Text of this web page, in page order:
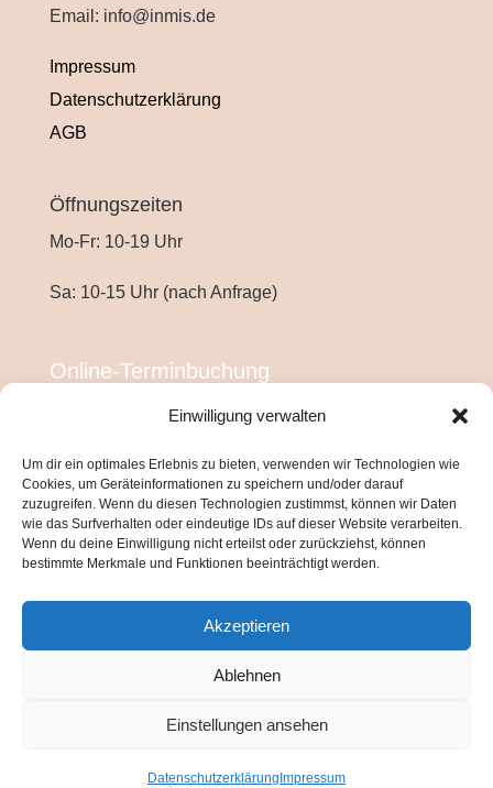
Einwilligung verwalten
Um dir ein optimales Erlebnis zu bieten, verwenden wir Technologien wie
Cookies, um Geräteinformationen zu speichern und/oder darauf
zuzugreifen. Wenn du diesen Technologien zustimmst, können wir Daten
wie das Surfverhalten oder eindeutige IDs auf dieser Website verarbeiten.
Wenn du deine Einwilligung nicht erteilst oder zurückziehst, können
bestimmte Merkmale und Funktionen beeinträchtigt werden.
Akzeptieren
Ablehnen
Einstellungen ansehen
Datenschutzerklärung Impressum
Email: info@inmis.de
Impressum
Datenschutzerklärung
AGB
Öffnungszeiten
Mo-Fr: 10-19 Uhr
Sa: 10-15 Uhr (nach Anfrage)
Online-Terminbuchung
© Copyright Inmis Studio